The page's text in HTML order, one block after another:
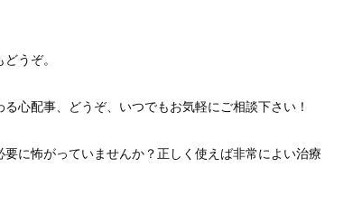
うぞ。
心配事、どうぞ、いつでもお気軽にご相談下さい！
に怖がっていませんか？正しく使えば非常によい治療